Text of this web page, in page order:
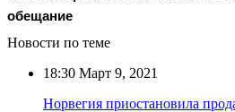
обещание
Новости по теме
18:30 Март 9, 2021
Норвегия приостановила